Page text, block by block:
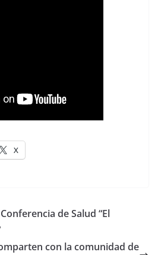
X
de Salud “El
con la comunidad de